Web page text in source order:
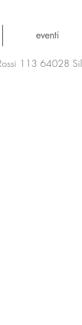
eventi
113 64028